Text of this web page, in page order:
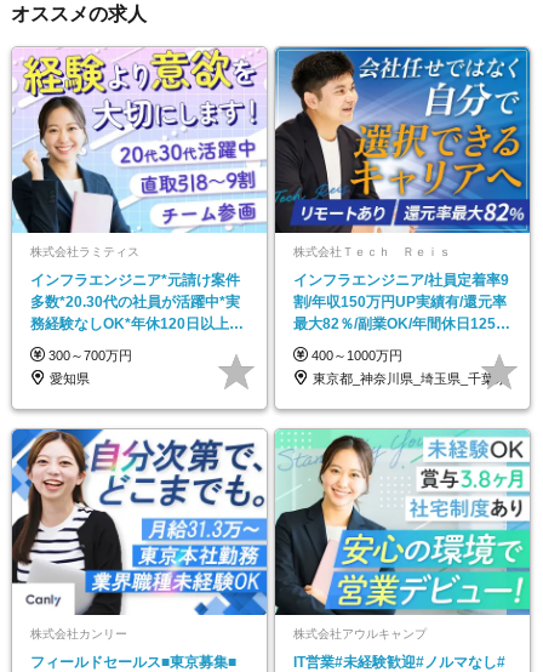
オススメの求人
株式会社ラミティス
インフラエンジニア*元請け案件
多数*20.30代の社員が活躍中*実
務経験なしOK*年休120日以上*
夜勤なし
300～700万円
愛知県
株式会社Ｔｅｃｈ Ｒｅｉｓ
インフラエンジニア/社員定着率9
割/年収150万円UP実績有/還元率
最大82％/副業OK/年間休日125日
～
400～1000万円
東京都_神奈川県_埼玉県_千葉県
株式会社カンリー
フィールドセールス■東京募集■
株式会社アウルキャンプ
IT営業#未経験歓迎#ノルマなし#